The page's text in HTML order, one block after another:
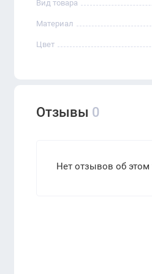
Вид товара
Материал
Цвет
Отзывы 0
Нет отзывов об этом